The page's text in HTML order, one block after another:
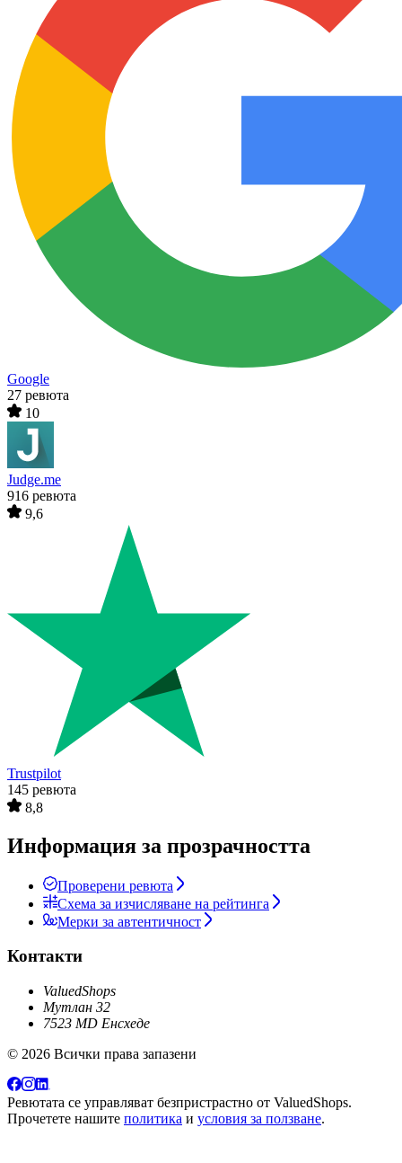
Google
27 ревюта
10
Judge.me
916 ревюта
9,6
Trustpilot
145 ревюта
8,8
Информация за прозрачността
Проверени ревюта
Схема за изчисляване на рейтинга
Мерки за автентичност
Контакти
ValuedShops
Мутлан 32
7523 MD Енсхеде
© 2026 Всички права запазени
Ревютата се управляват безпристрастно от ValuedShops.
Прочетете нашите политика и условия за ползване.